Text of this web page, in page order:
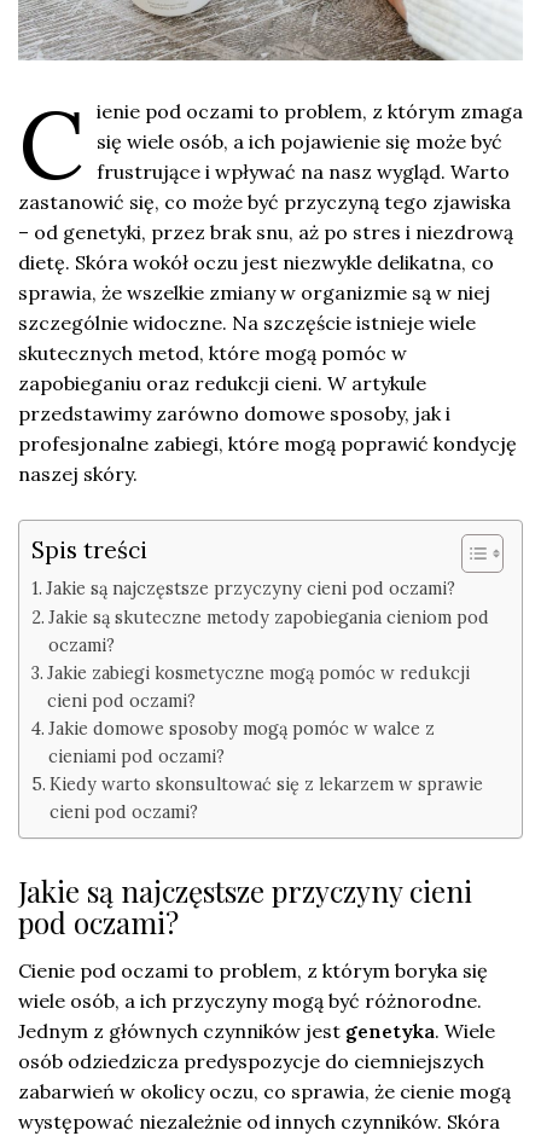
C ienie pod oczami to problem, z którym zmaga
się wiele osób, a ich pojawienie się może być
frustrujące i wpływać na nasz wygląd. Warto
zastanowić się, co może być przyczyną tego zjawiska
– od genetyki, przez brak snu, aż po stres i niezdrową
dietę. Skóra wokół oczu jest niezwykle delikatna, co
sprawia, że wszelkie zmiany w organizmie są w niej
szczególnie widoczne. Na szczęście istnieje wiele
skutecznych metod, które mogą pomóc w
zapobieganiu oraz redukcji cieni. W artykule
przedstawimy zarówno domowe sposoby, jak i
profesjonalne zabiegi, które mogą poprawić kondycję
naszej skóry.
Spis treści
Jakie są najczęstsze przyczyny cieni pod oczami?
Jakie są skuteczne metody zapobiegania cieniom pod
oczami?
Jakie zabiegi kosmetyczne mogą pomóc w redukcji
cieni pod oczami?
Jakie domowe sposoby mogą pomóc w walce z
cieniami pod oczami?
Kiedy warto skonsultować się z lekarzem w sprawie
cieni pod oczami?
Jakie są najczęstsze przyczyny cieni
pod oczami?
Cienie pod oczami to problem, z którym boryka się
wiele osób, a ich przyczyny mogą być różnorodne.
Jednym z głównych czynników jest genetyka. Wiele
osób odziedzicza predyspozycje do ciemniejszych
zabarwień w okolicy oczu, co sprawia, że cienie mogą
występować niezależnie od innych czynników. Skóra